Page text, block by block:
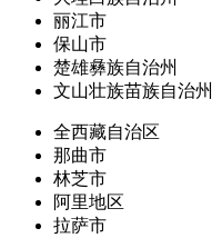
丽江市
保山市
楚雄彝族自治州
文山壮族苗族自治州
全西藏自治区
那曲市
林芝市
阿里地区
拉萨市